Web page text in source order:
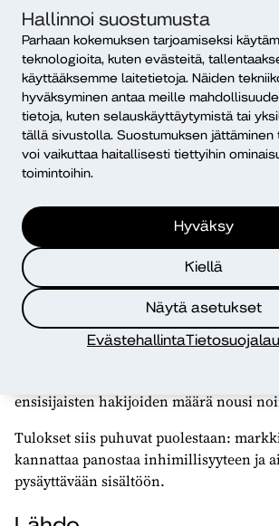
Hallinnoi suostumusta
Parhaan kokemuksen tarjoamiseksi
teknologioita, kuten evästeitä,
käyttääksemme laitetietoja. Näiden
hyväksyminen antaa meille
tietoja, kuten selauskäyttäytymistä tai
tällä sivustolla. Suostumuksen jättäminen
voi vaikuttaa haitallisesti tiettyihin
toimintoihin.
Hyväksy
Kiellä
Näytä asetukset
Evästehallinta
mukaan ulkomainonta huomattiin
viidennes kampuspaikkakunnilla
muisti nähneensä mainokset
kauppakeskuksissa.
Tutkimuksen mukaan jopa 61 prosenttia
ajatteli, että mainonnassa esiintyvät
samastuttavia. Palautteen mukaan
merkityksellisyys ja Diakin arvot tulivat
Kampanja otettiin lämpimästi vastaan
sisällä. Työntekijät seisoivat viestin
palautteen mukaan ylpeyttä siitä, miten
katukuvassa.
Ulkomainoskampanja näkyi osaltaan
ensisijaisten hakijoiden määrä nousi
Tulokset siis puhuvat puolestaan:
kannattaa panostaa inhimillisyyteen ja
pysäyttävään sisältöön.